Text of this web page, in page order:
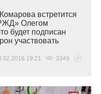
встретится
Олегом
будет подписан
участвовать
19:21 3349